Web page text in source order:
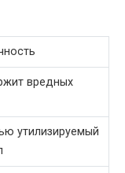
вредных
утилизируемый